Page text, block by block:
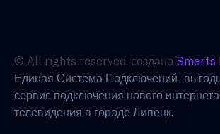
© All rights reserved. создано Smarts
Единая Система Подключений -
сервис подключения нового
телевидения в городе Липецк.